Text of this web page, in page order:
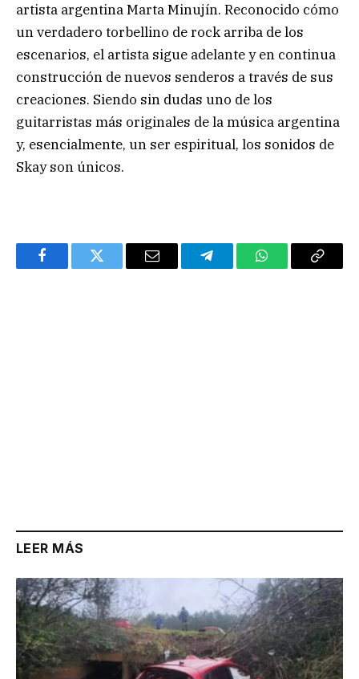
artista argentina Marta Minujín. Reconocido cómo
un verdadero torbellino de rock arriba de los
escenarios, el artista sigue adelante y en continua
construcción de nuevos senderos a través de sus
creaciones. Siendo sin dudas uno de los
guitarristas más originales de la música argentina
y, esencialmente, un ser espiritual, los sonidos de
Skay son únicos.
FacebookTwitter Email TelegramWhatsAppCopy
LEER MÁS